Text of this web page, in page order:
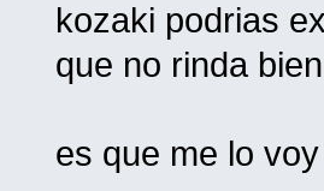
kozaki podrias
que no rinda
es que me lo